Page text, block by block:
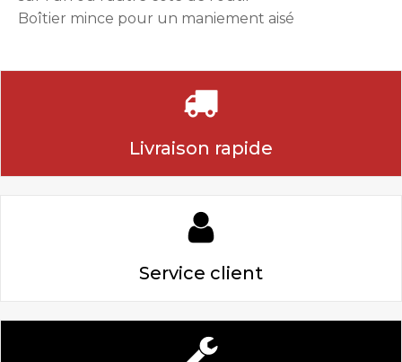
Boîtier mince pour un maniement aisé
Livraison rapide
Service client